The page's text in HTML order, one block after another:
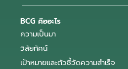
BCG คืออะไร
ความเป็นมา
วิสัยทัศน์
เป้าหมายและตัวชี้วัดความสำเร็จ